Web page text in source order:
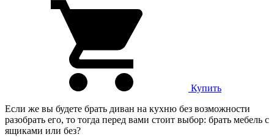
Купить
Если же вы будете брать диван на кухню без возможности
разобрать его, то тогда перед вами стоит выбор: брать мебель с
ящиками или без?